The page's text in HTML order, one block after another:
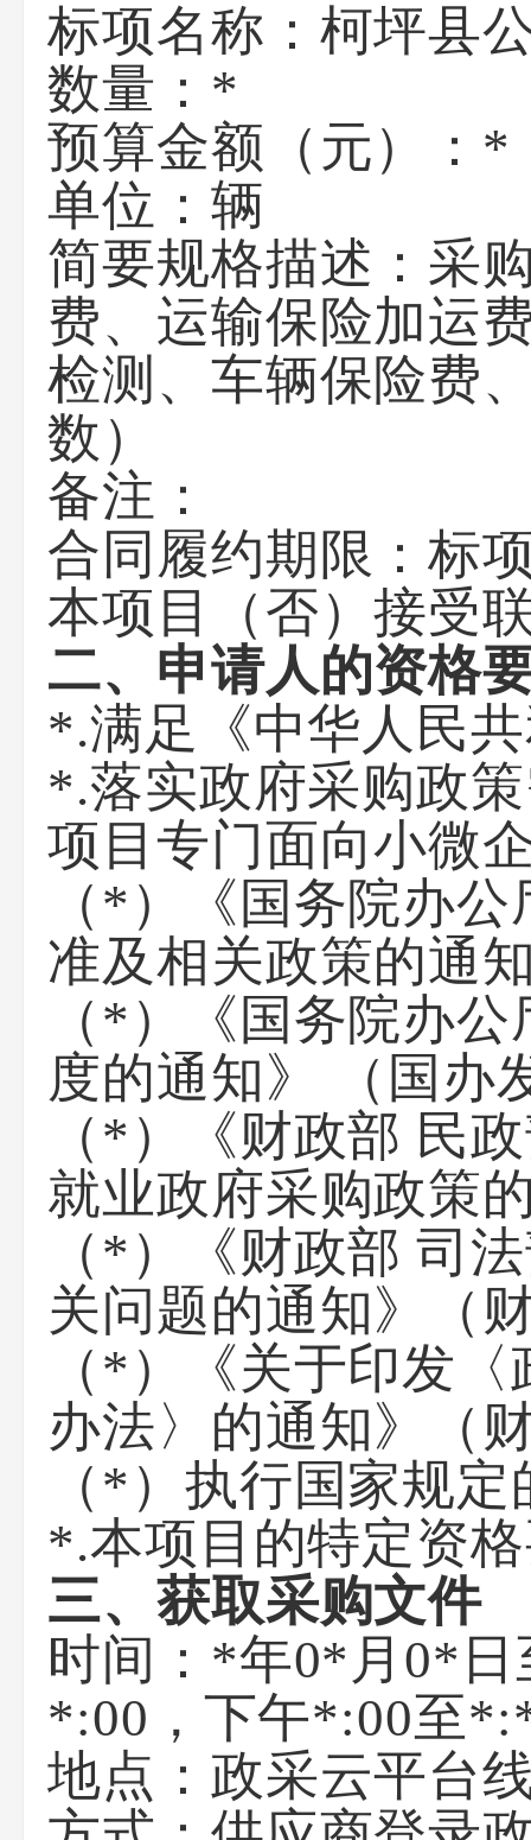
标项名称： 柯坪县
数量： *
预算金额（元）： *
单位： 辆
简要规格描述： 采
费、运输保险加运
检测、车辆保险费
数）
备注：
合同履约期限：标
本项目（否）接受
二、申请人的资格
*.满足《中华人民
*.落实政府采购政
项目专门面向小微
（*）《国务院办
准及相关政策的通
（*）《国务院办
度的通知》 （国办
（*）《财政部 民
就业政府采购政策
（*）‌《财政部 司
关问题的通知》（
（*）《关于印发
办法〉的通知》（
（*）执行国家规
*.本项目的特定资
三、获取采购文件
时间： *年0*月0*日
*:00 ，下午*:00至
地点： 政采云平台